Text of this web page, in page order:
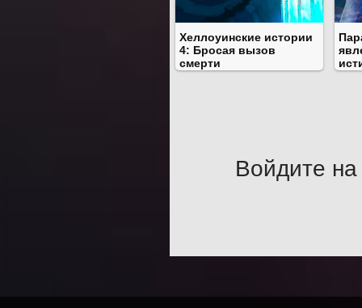
Хеллоуинские истории
4: Бросая вызов
смерти
Войдите на